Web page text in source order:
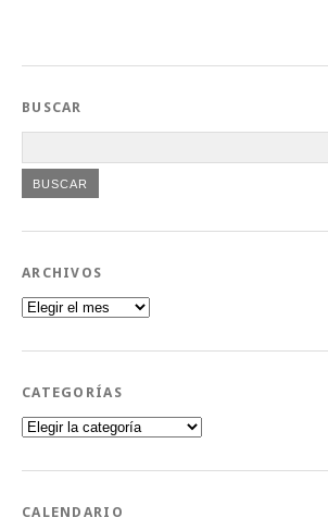
BUSCAR
ARCHIVOS
Archivos
CATEGORÍAS
Categorías
CALENDARIO